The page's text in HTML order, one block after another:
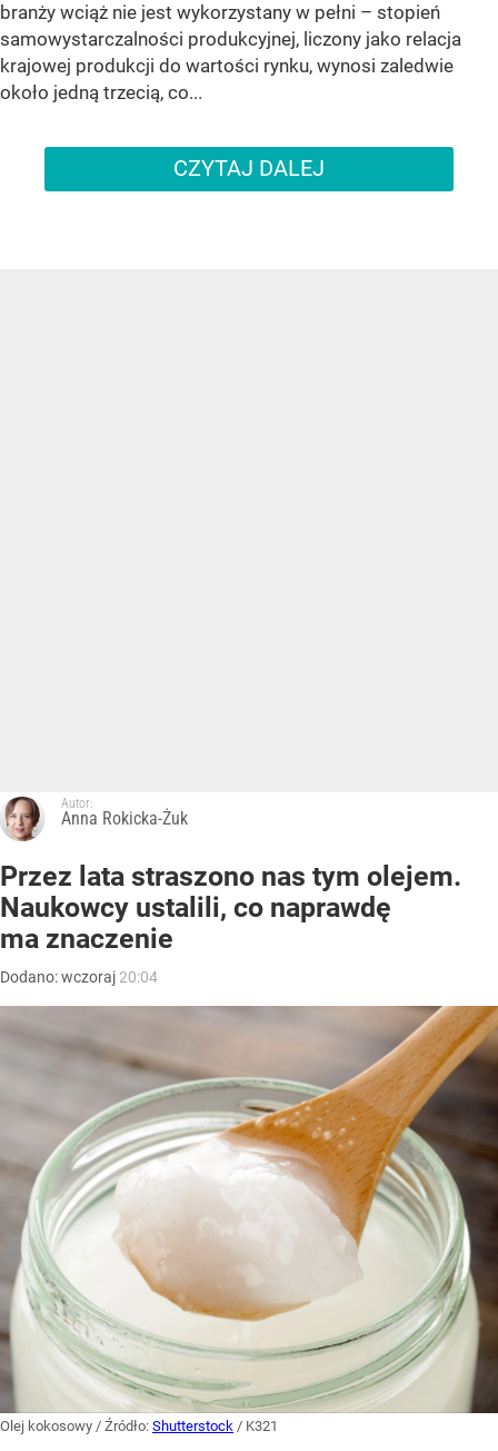
branży wciąż nie jest wykorzystany w pełni – stopień
samowystarczalności produkcyjnej, liczony jako relacja
krajowej produkcji do wartości rynku, wynosi zaledwie
około jedną trzecią, co...
CZYTAJ DALEJ
Autor:
Anna Rokicka-Żuk
Przez lata straszono nas tym olejem.
Naukowcy ustalili, co naprawdę
ma znaczenie
Dodano:wczoraj 20:04
Olej kokosowy / Źródło: Shutterstock / K321